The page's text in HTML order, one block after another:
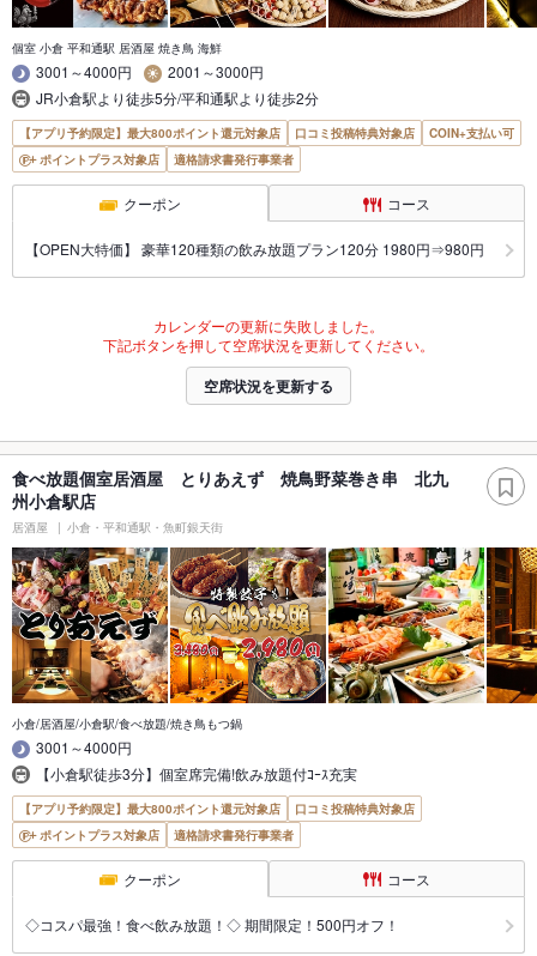
個室 小倉 平和通駅 居酒屋 焼き鳥 海鮮
3001～4000円
2001～3000円
JR小倉駅より徒歩5分/平和通駅より徒歩2分
【アプリ予約限定】最大800ポイント還元対象店 口コミ投稿特典対象店
COIN+支払い可
ポイントプラス対象店
適格請求書発行事業者
クーポン コース
【OPEN大特価】 豪華120種類の飲み放題プラン120分 1980円⇒980円
カレンダーの更新に失敗しました。
下記ボタンを押して空席状況を更新してください。
空席状況を更新する
食べ放題個室居酒屋 とりあえず 焼鳥野菜巻き串 北九
州小倉駅店
居酒屋 小倉・平和通駅・魚町銀天街
小倉/居酒屋/小倉駅/食べ放題/焼き鳥もつ鍋
3001～4000円
【小倉駅徒歩3分】個室席完備!飲み放題付ｺｰｽ充実
【アプリ予約限定】最大800ポイント還元対象店
口コミ投稿特典対象店
ポイントプラス対象店
適格請求書発行事業者
クーポン コース
◇コスパ最強！食べ飲み放題！◇ 期間限定！500円オフ！